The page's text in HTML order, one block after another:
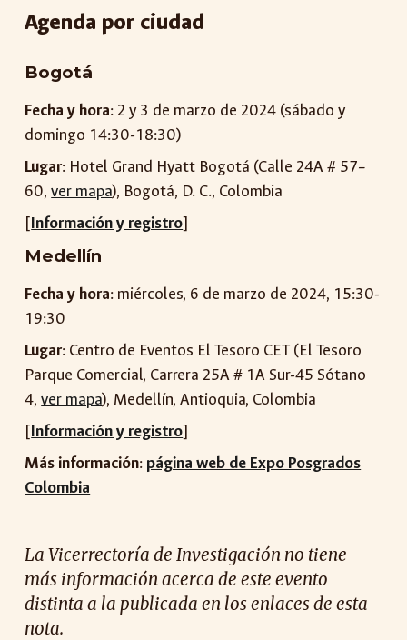
Agenda por ciudad
Bogotá
Fecha y hora: 2 y 3 de marzo de 2024 (sábado y
domingo 14:30-18:30)
Lugar: Hotel Grand Hyatt Bogotá (Calle 24A # 57–
60,ver mapa), Bogotá, D. C., Colombia
[Información y registro]
Medellín
Fecha y hora: miércoles, 6 de marzo de 2024, 15:30-
19:30
Lugar: Centro de Eventos El Tesoro CET(El Tesoro
Parque Comercial, Carrera 25A # 1A Sur-45 Sótano
4,ver mapa), Medellín, Antioquia, Colombia
[Información y registro]
Más información: página web de Expo Posgrados
Colombia
La Vicerrectoría de Investigación no tiene
más información acerca de este evento
distinta a la publicada en los enlaces de esta
nota.